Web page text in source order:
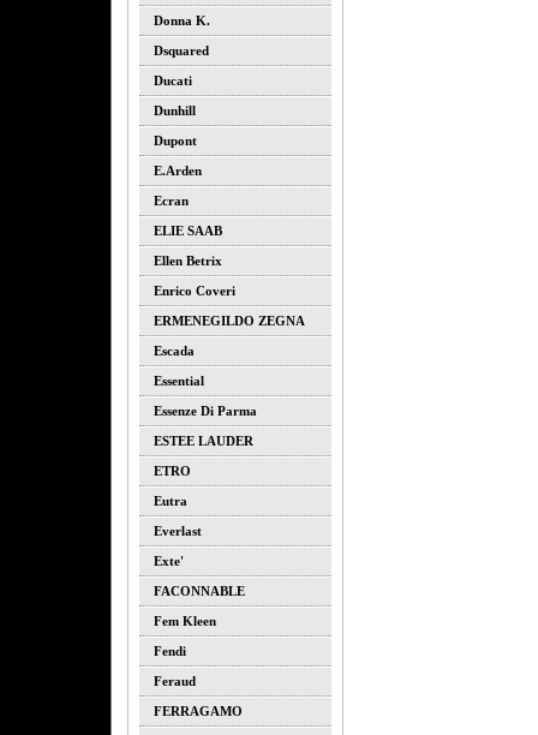
Donna K.
Dsquared
Ducati
Dunhill
Dupont
E.arden
Ecran
ELIE SAAB
Ellen Betrix
Enrico Coveri
ERMENEGILDO ZEGNA
Escada
Essential
Essenze Di Parma
ESTEE LAUDER
ETRO
Eutra
Everlast
Exte'
FACONNABLE
Fem Kleen
Fendi
Feraud
FERRAGAMO